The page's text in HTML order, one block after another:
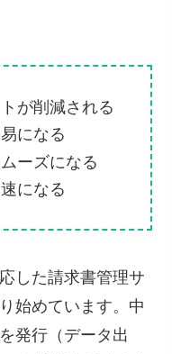
が削減される
になる
ーズになる
になる
した請求書管理サ
始めています。中
発行（データ出